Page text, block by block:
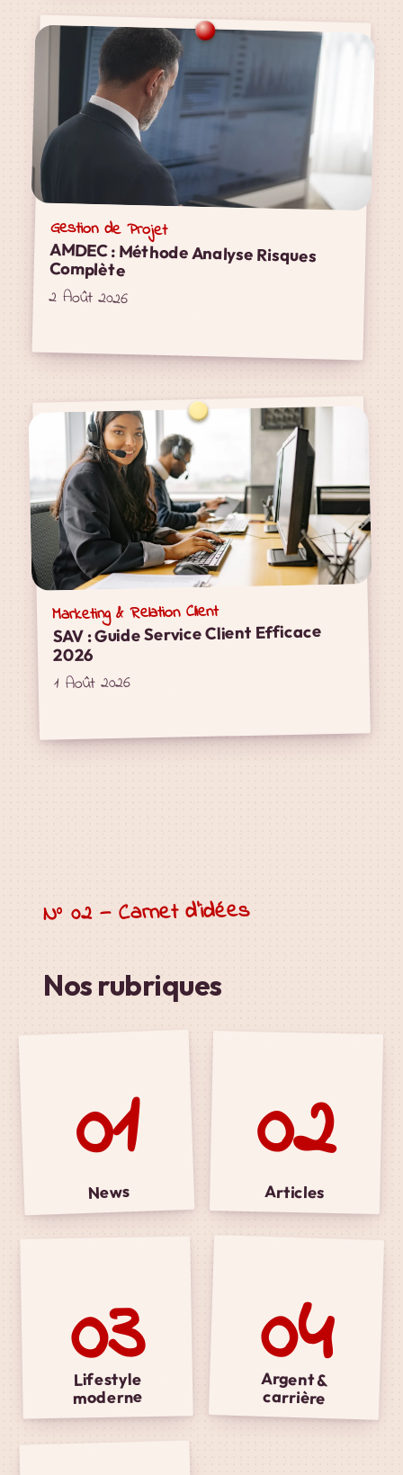
Gestion de Projet
AMDEC : Méthode Analyse Risques
Complète
2 Août 2026
Marketing & Relation Client
SAV : Guide Service Client Efficace
2026
1 Août 2026
N° 02 — Carnet d’idées
Nos rubriques
01
News 02
Articles
03
Lifestyle
moderne 04
Argent &
carrière